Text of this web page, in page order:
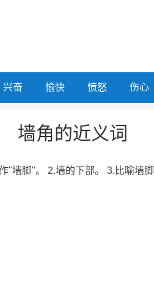
兴奋 愉快 愤怒 伤心
墙角的近义词
"墙脚"。 2.墙的下部。 3.比喻墙脚